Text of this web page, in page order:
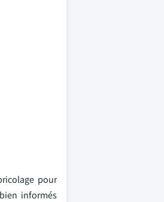
pour
informés